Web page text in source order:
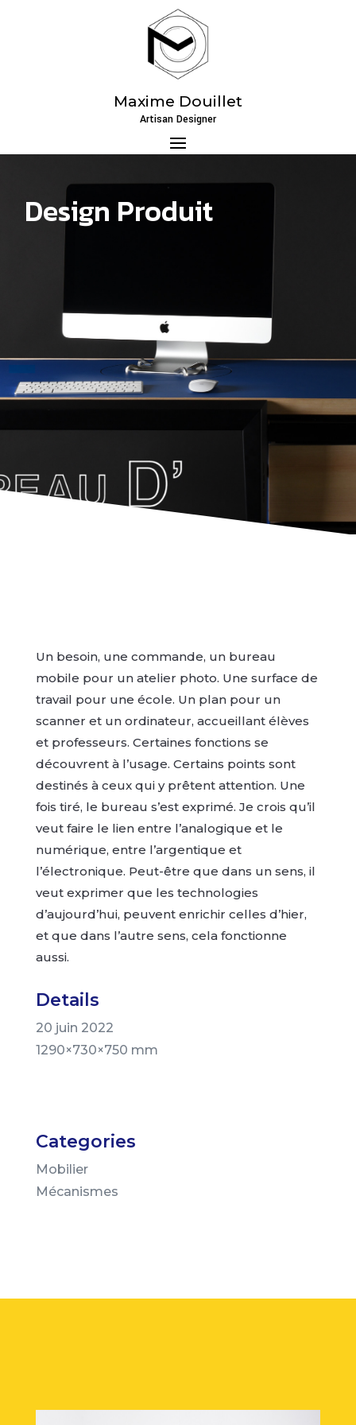
Maxime Douillet
Artisan Designer
Design Produit
Un besoin, une commande, un bureau
mobile pour un atelier photo. Une surface de
travail pour une école. Un plan pour un
scanner et un ordinateur, accueillant élèves
et professeurs. Certaines fonctions se
découvrent à l’usage. Certains points sont
destinés à ceux qui y prêtent attention. Une
fois tiré, le bureau s’est exprimé. Je crois qu’il
veut faire le lien entre l’analogique et le
numérique, entre l’argentique et
l’électronique. Peut-être que dans un sens, il
veut exprimer que les technologies
d’aujourd’hui, peuvent enrichir celles d’hier,
et que dans l’autre sens, cela fonctionne
aussi.
Details
20 juin 2022
1290×730×750 mm
Categories
Mobilier
Mécanismes